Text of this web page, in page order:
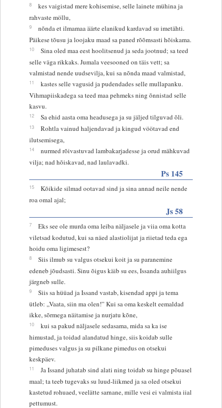
8
kes vaigistad mere kohisemise, selle lainete mühina ja
rahvaste möllu,
9
nõnda et ilmamaa äärte elanikud kardavad su imetähti.
Päikese tõusu ja loojaku maad sa paned rõõmsasti hõiskama.
10
Sina oled maa eest hoolitsenud ja seda jootnud; sa teed
selle väga rikkaks. Jumala veesooned on täis vett; sa
valmistad nende uudsevilja, kui sa nõnda maad valmistad,
11
kastes selle vagusid ja pudendades selle mullapanku.
Vihmapiiskadega sa teed maa pehmeks ning õnnistad selle
kasvu.
12 Sa ehid aasta oma headusega ja su jäljed tilguvad õli.
13
Rohtla vainud haljendavad ja kingud vöötavad end
ilutsemisega,
14
nurmed rõivastuvad lambakarjadesse ja orud mähkuvad
vilja; nad hõiskavad, nad laulavadki.
Ps 145
15
Kõikide silmad ootavad sind ja sina annad neile nende
roa omal ajal;
Js 58
7
Eks see ole murda oma leiba näljasele ja viia oma kotta
viletsad kodutud, kui sa näed alastiolijat ja riietad teda ega
hoidu oma ligimesest?
8
Siis ilmub su valgus otsekui koit ja su paranemine
edeneb jõudsasti. Sinu õigus käib su ees, Issanda auhiilgus
järgneb sulle.
9
Siis sa hüüad ja Issand vastab, kisendad appi ja tema
ütleb: „Vaata, siin ma olen!” Kui sa oma keskelt eemaldad
ikke, sõrmega näitamise ja nurjatu kõne,
10
kui sa pakud näljasele sedasama, mida sa ka ise
himustad, ja toidad alandatud hinge, siis koidab sulle
pimeduses valgus ja su pilkane pimedus on otsekui
keskpäev.
11
Ja Issand juhatab sind alati ning toidab su hinge põuasel
maal; ta teeb tugevaks su luud-liikmed ja sa oled otsekui
kastetud rohuaed, veelätte sarnane, mille vesi ei valmista iial
pettumust.